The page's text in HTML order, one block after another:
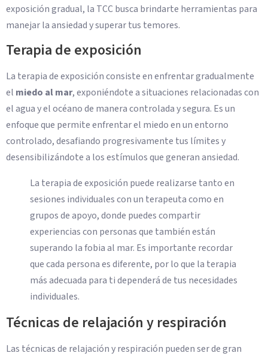
exposición gradual, la TCC busca brindarte herramientas para
manejar la ansiedad y superar tus temores.
Terapia de exposición
La terapia de exposición consiste en enfrentar gradualmente
el miedo al mar, exponiéndote a situaciones relacionadas con
el agua y el océano de manera controlada y segura. Es un
enfoque que permite enfrentar el miedo en un entorno
controlado, desafiando progresivamente tus límites y
desensibilizándote a los estímulos que generan ansiedad.
La terapia de exposición puede realizarse tanto en
sesiones individuales con un terapeuta como en
grupos de apoyo, donde puedes compartir
experiencias con personas que también están
superando la fobia al mar. Es importante recordar
que cada persona es diferente, por lo que la terapia
más adecuada para ti dependerá de tus necesidades
individuales.
Técnicas de relajación y respiración
Las técnicas de relajación y respiración pueden ser de gran